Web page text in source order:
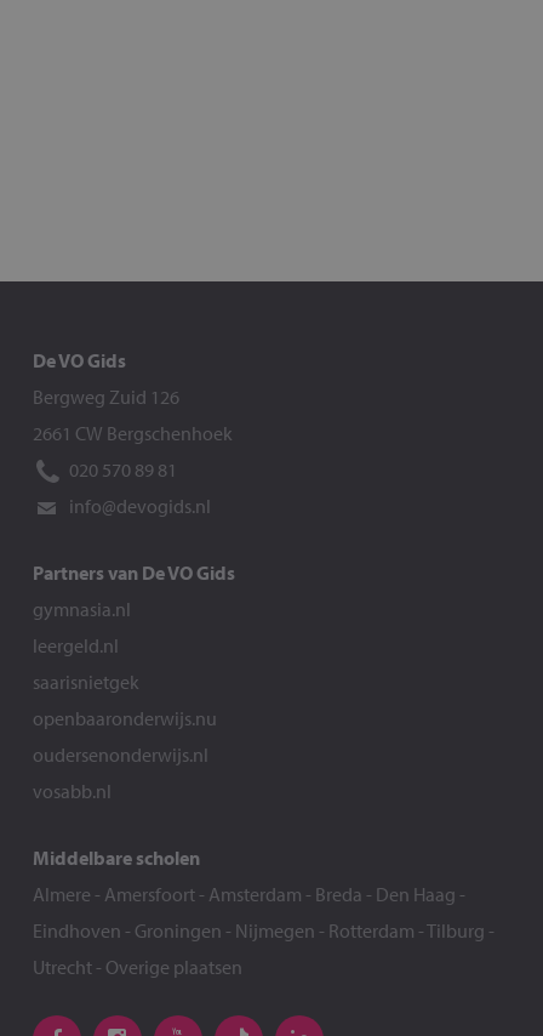
De VO Gids
Bergweg Zuid 126
2661 CW Bergschenhoek
020 570 89 81
info@devogids.nl
Partners van De VO Gids
gymnasia.nl
leergeld.nl
saarisnietgek
openbaaronderwijs.nu
oudersenonderwijs.nl
vosabb.nl
Middelbare scholen
Almere - Amersfoort- Amsterdam - Breda - Den Haag -
Eindhoven - Groningen - Nijmegen - Rotterdam -Tilburg -
Utrecht- Overige plaatsen